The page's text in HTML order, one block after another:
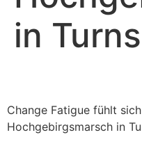
in
Change Fatigue fühlt
Hochgebirgsmarsch in